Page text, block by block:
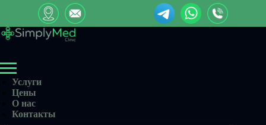
Услуги
Цены
О нас
Контакты